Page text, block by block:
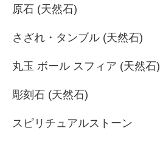
原石 (天然石)
さざれ・タンブル (天然石)
丸玉 ボール スフィア (天然石)
彫刻石 (天然石)
スピリチュアルストーン